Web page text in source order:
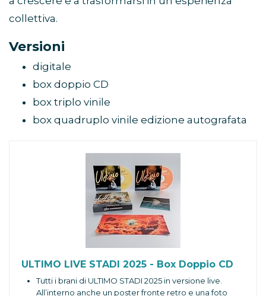
collettiva.
Versioni
digitale
box doppio CD
box triplo vinile
box quadruplo vinile edizione autografata
ULTIMO LIVE STADI 2025 - Box Doppio CD
Tutti i brani di ULTIMO STADI 2025 in versione live.
All’interno anche un poster fronte retro e una foto